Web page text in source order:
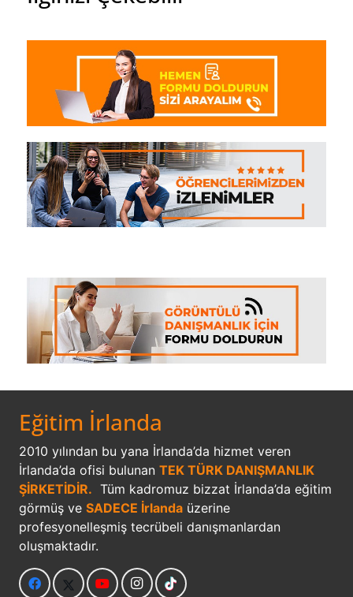
Eğitim İrlanda
2010 yılından bu yana İrlanda’da hizmet veren
İrlanda’da ofisi bulunan TEK TÜRK DANIŞMANLIK
ŞİRKETİDİR. Tüm kadromuz bizzat İrlanda’da eğitim
görmüş ve SADECE İrlanda üzerine
profesyonelleşmiş tecrübeli danışmanlardan
oluşmaktadır.